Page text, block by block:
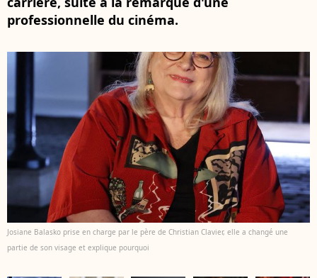
professionnelle du cinéma.
Josiane Balasko prise en charge par le père de Christian Clavier, elle a changé une
partie de son visage et explique pourquoi